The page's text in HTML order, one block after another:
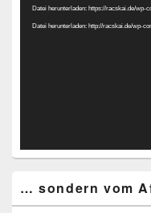
Datei herunterladen: https://racskai.de/wp-
Datei herunterladen: http://racskai.de/wp-
… sondern vom